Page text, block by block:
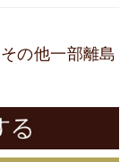
の他一部離島